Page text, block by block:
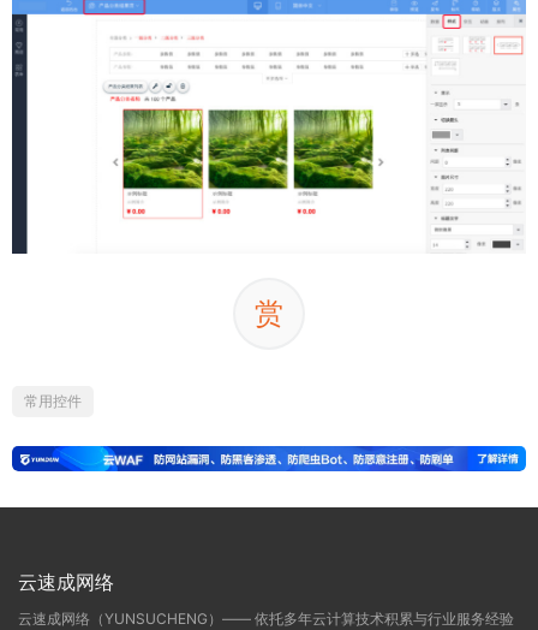
赏
常用控件
云速成网络
云速成网络（YUNSUCHENG）—— 依托多年云计算技术积累与行业服务经验